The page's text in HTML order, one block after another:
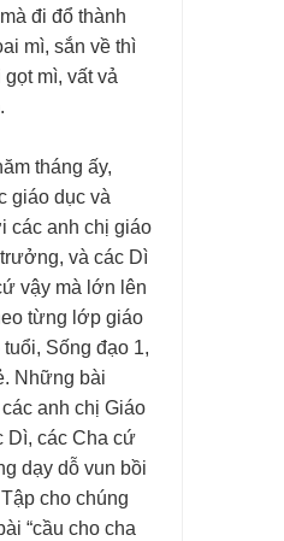
đi đổ thành
mì, sắn về thì
mì, vất vả
tháng ấy,
giáo dục và
các anh chị giáo
và các Dì
vậy mà lớn lên
từng lớp giáo
tuổi, Sống đạo 1,
Những bài
anh chị Giáo
Dì, các Cha cứ
dạy dỗ vun bồi
cho chúng
“cầu cho cha